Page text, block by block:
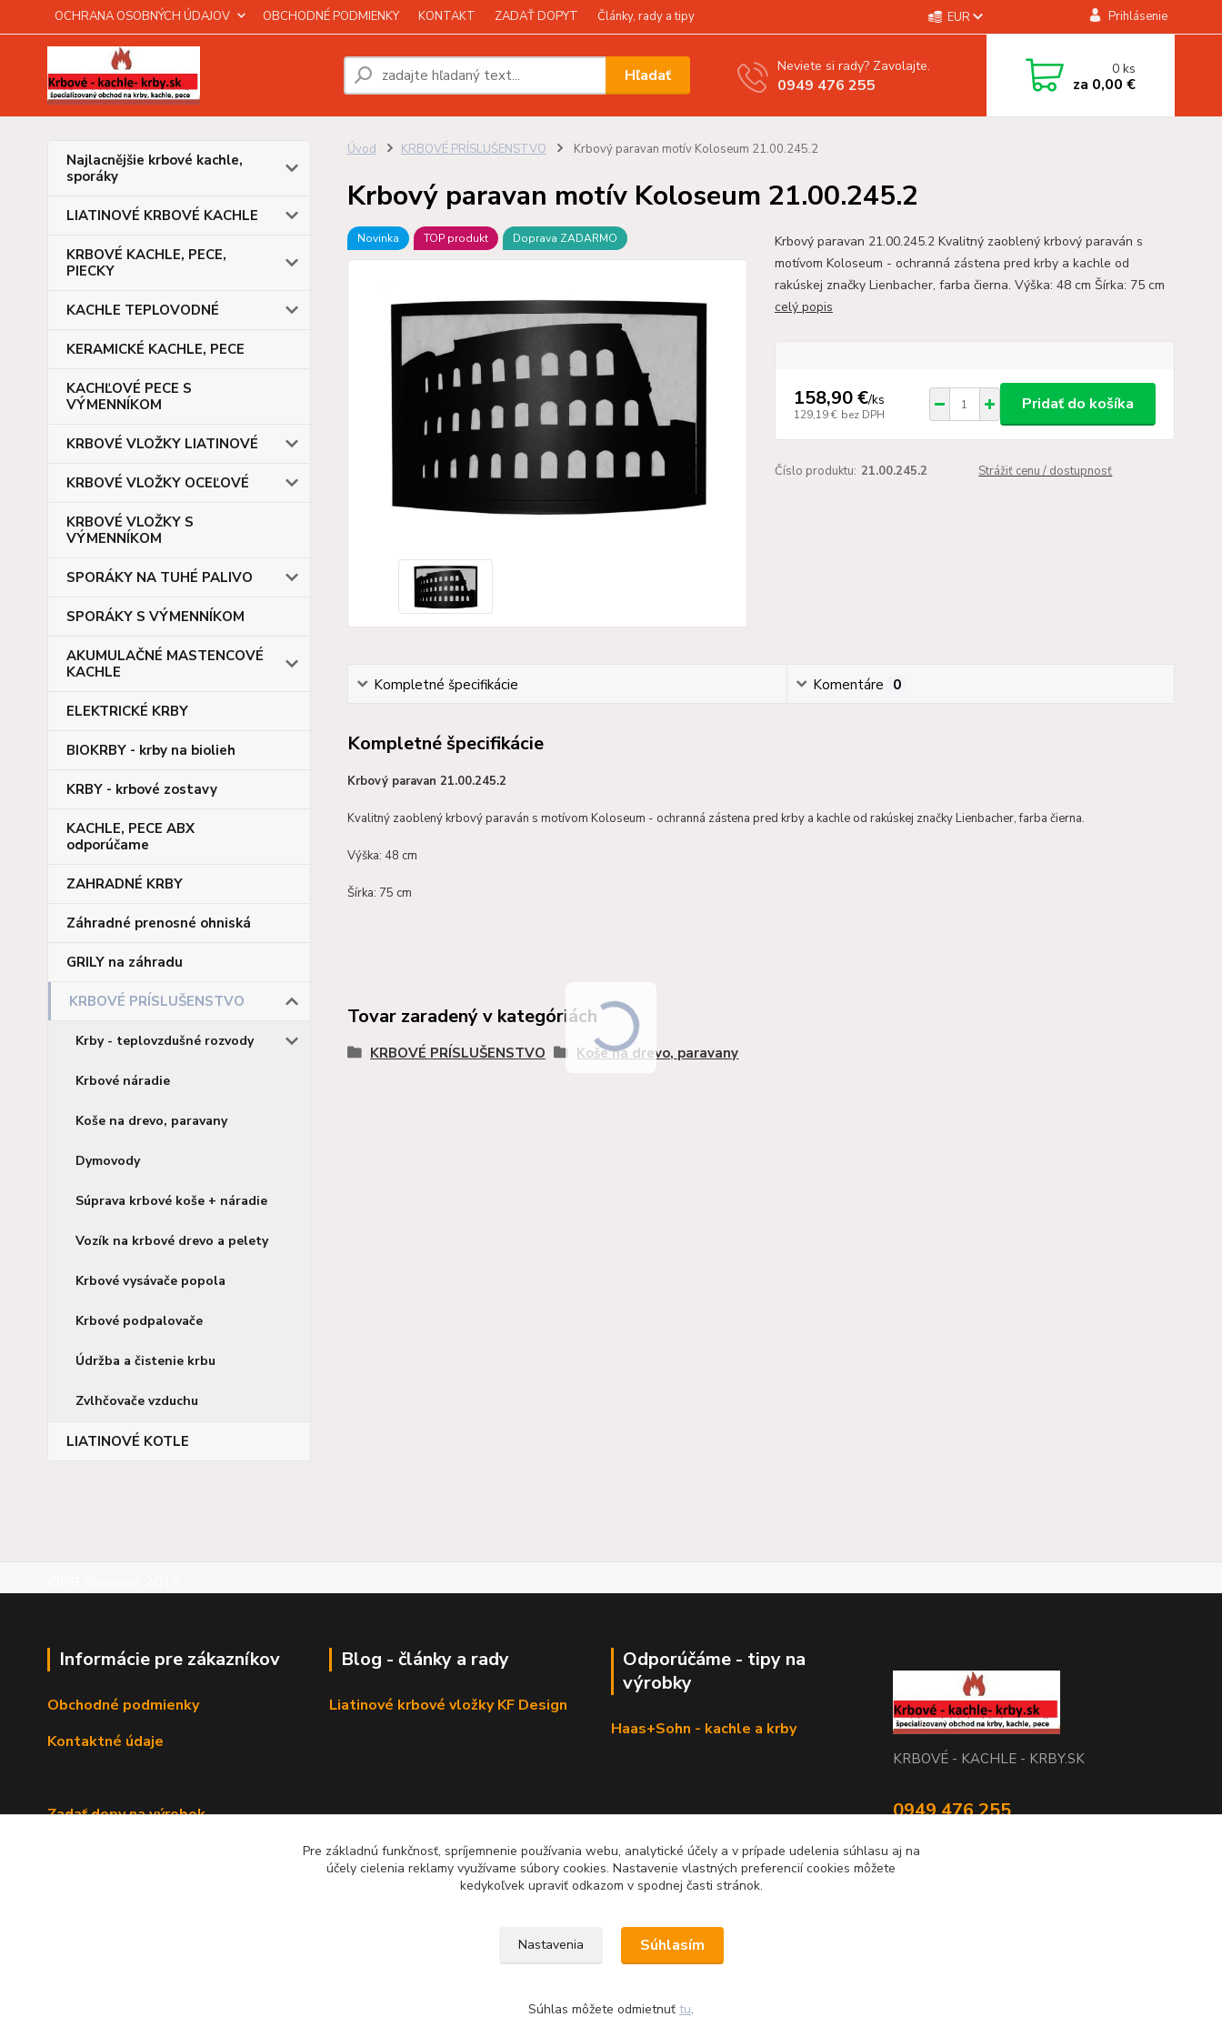
OCHRANA OSOBNÝCH ÚDAJOV OBCHODNÉ PODMIENKY KONTAKT ZADAŤ DOPYT Články, rady a tipy EUR Prihlásenie
Hľadať Neviete si rady? Zavolajte.
0949 476 255
0ks
za 0,00 €
Najlacnějšie krbové kachle,
sporáky
LIATINOVÉ KRBOVÉ KACHLE
KRBOVÉ KACHLE, PECE,
PIECKY
KACHLE TEPLOVODNÉ
KERAMICKÉ KACHLE, PECE
KACHĽOVÉ PECE S
VÝMENNÍKOM
KRBOVÉ VLOŽKY LIATINOVÉ
KRBOVÉ VLOŽKY OCEĽOVÉ
KRBOVÉ VLOŽKY S
VÝMENNÍKOM
SPORÁKY NA TUHÉ PALIVO
SPORÁKY S VÝMENNÍKOM
AKUMULAČNÉ MASTENCOVÉ
KACHLE
ELEKTRICKÉ KRBY
BIOKRBY - krby na biolieh
KRBY - krbové zostavy
KACHLE, PECE ABX
odporúčame
ZAHRADNÉ KRBY
Záhradné prenosné ohniská
GRILY na záhradu
KRBOVÉ PRÍSLUŠENSTVO
Krby - teplovzdušné rozvody
Krbové náradie
Koše na drevo, paravany
Dymovody
Súprava krbové koše + náradie
Vozík na krbové drevo a pelety
Krbové vysávače popola
Krbové podpalovače
Údržba a čistenie krbu
Zvlhčovače vzduchu
LIATINOVÉ KOTLE
Úvod KRBOVÉ PRÍSLUŠENSTVO Krbový paravan motív Koloseum 21.00.245.2
Krbový paravan motív Koloseum 21.00.245.2
Novinka TOP produkt Doprava ZADARMO
Krbový paravan 21.00.245.2 Kvalitný zaoblený krbový paraván s
motívom Koloseum - ochranná zástena pred krby a kachle od
rakúskej značky Lienbacher, farba čierna. Výška: 48 cm Šírka: 75 cm
celý popis
158,90 €/ks
129,19 € bez DPH
Pridať do košíka
Číslo produktu: 21.00.245.2 Strážiť cenu / dostupnosť
Kompletné špecifikácie Komentáre 0
Kompletné špecifikácie
Krbový paravan 21.00.245.2
Kvalitný zaoblený krbový paraván s motívom Koloseum - ochranná zástena pred krby a kachle od rakúskej značky Lienbacher, farba čierna.
Výška: 48 cm
Šírka: 75 cm
Tovar zaradený v kategóriách
KRBOVÉ PRÍSLUŠENSTVO Koše na drevo, paravany
Informácie pre zákazníkov
Obchodné podmienky
Kontaktné údaje
Zadať dopy na výrobok
Blog - články a rady
Liatinové krbové vložky KF Design
Odporúčáme - tipy na
výrobky
Haas+Sohn - kachle a krby
KRBOVÉ - KACHLE - KRBY.SK
0949 476 255
Pre základnú funkčnosť, spríjemnenie používania webu, analytické účely a v prípade udelenia súhlasu aj na
účely cielenia reklamy využívame súbory cookies. Nastavenie vlastných preferencií cookies môžete
kedykoľvek upraviť odkazom v spodnej časti stránok.
Nastavenia Súhlasím
Súhlas môžete odmietnuť tu.